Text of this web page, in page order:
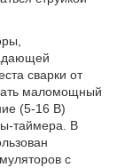
сварки от
маломощный
(5-16 В)
таймера. В
с